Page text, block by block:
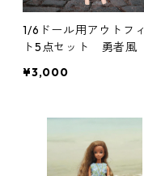
1/6ドール用アウトフ
ト5点セット 勇者風
¥3,000